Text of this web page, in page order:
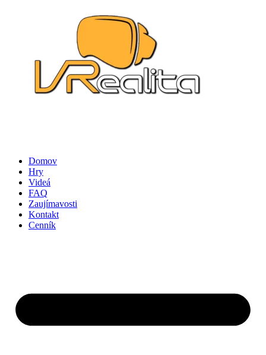
Domov
Hry
Videá
FAQ
Zaujímavosti
Kontakt
Cenník